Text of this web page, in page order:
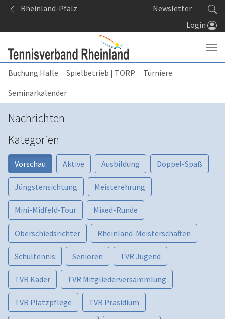
Springe zum Seiteninhalt
Rheinland-Pfalz
Newsletter
Login
Buchung Halle Spielbetrieb | TORP
Turniere
Seminarkalender
Nachrichten
Kategorien
Vorschau Aktive Ausbildung Doppel-Spaß
Jüngstensichtung Meisterehrung
Mini-Midfeld-Tour Mixed-Runde
Oberschiedsrichter Rheinland-Meisterschaften
Schultennis Senioren TVR Jugend
TVR Kader TVR Mitgliederversammlung
TVR Platzpflege TVR Präsidium